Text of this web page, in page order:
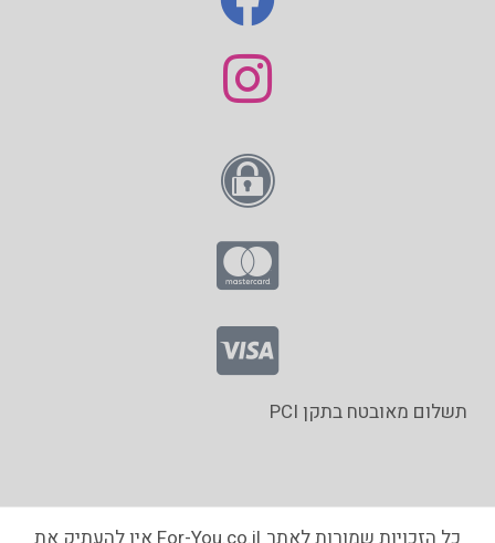
תשלום מאובטח בתקן PCI